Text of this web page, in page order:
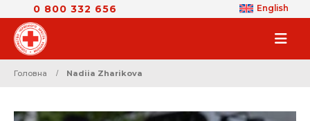
0 800 332 656 English
Головна Nadiia Zharikova